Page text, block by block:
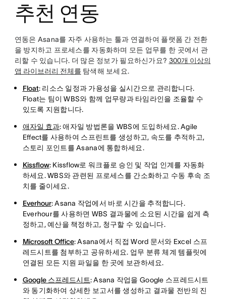
추천 연동
연동은 Asana를 자주 사용하는 툴과 연결하여 플랫폼 간 전환
을 방지하고 프로세스를 자동화하며 모든 업무를 한 곳에서 관
리할 수 있습니다. 더 많은 정보가 필요하신가요? 300개 이상의
앱 라이브러리 전체를 탐색해 보세요.
Float: 리소스 일정과 가용성을 실시간으로 관리합니다.
Float는 팀이 WBS와 함께 업무량과 타임라인을 조율할 수
있도록 지원합니다.
애자일 효과: 애자일 방법론을 WBS에 도입하세요. Agile
Effect를 사용하여 스프린트를 생성하고, 속도를 추적하고,
스토리 포인트를 Asana에 통합하세요.
Kissflow: Kissflow로 워크플로 승인 및 작업 인계를 자동화
하세요. WBS와 관련된 프로세스를 간소화하고 수동 후속 조
치를 줄이세요.
Everhour: Asana 작업에서 바로 시간을 추적합니다.
Everhour를 사용하면 WBS 결과물에 소요된 시간을 쉽게 측
정하고, 예산을 책정하고, 청구할 수 있습니다.
Microsoft Office: Asana에서 직접 Word 문서와 Excel 스프
레드시트를 첨부하고 공유하세요. 업무 분류 체계 템플릿에
연결된 모든 지원 파일을 한 곳에 보관하세요.
Google 스프레드시트: Asana 작업을 Google 스프레드시트
와 동기화하여 상세한 보고서를 생성하고 결과물 전반의 진